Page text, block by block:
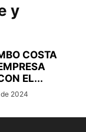
y
COSTA
EL...
2024